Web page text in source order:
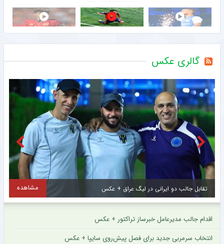
گالری عکس
تقابل جالب دو ایرانی در لیگ عراق + عکس مشاهده
اقدام جالب مدیرعامل خبرساز تراکتور + عکس
انتخاب سرمربی جدید برای فصل پیش‌روی سایپا + عکس